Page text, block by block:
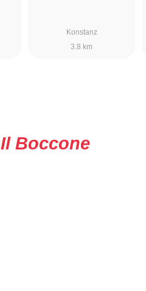
Konstanz
3.8 km
Il Boccone